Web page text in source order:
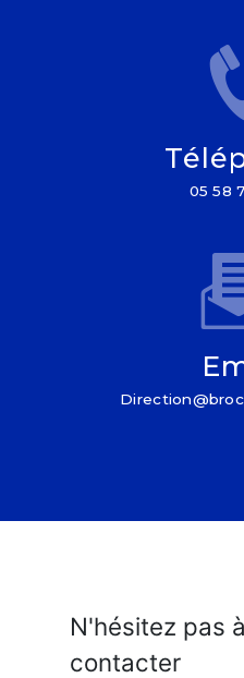
05 58
N'hésitez pas
contacter